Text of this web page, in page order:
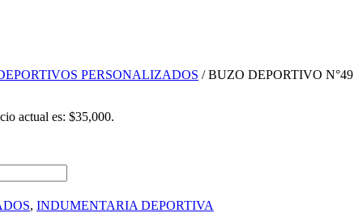
PERSONALIZADOS / BUZO DEPORTIVO N°49
actual es: $35,000.
, INDUMENTARIA DEPORTIVA